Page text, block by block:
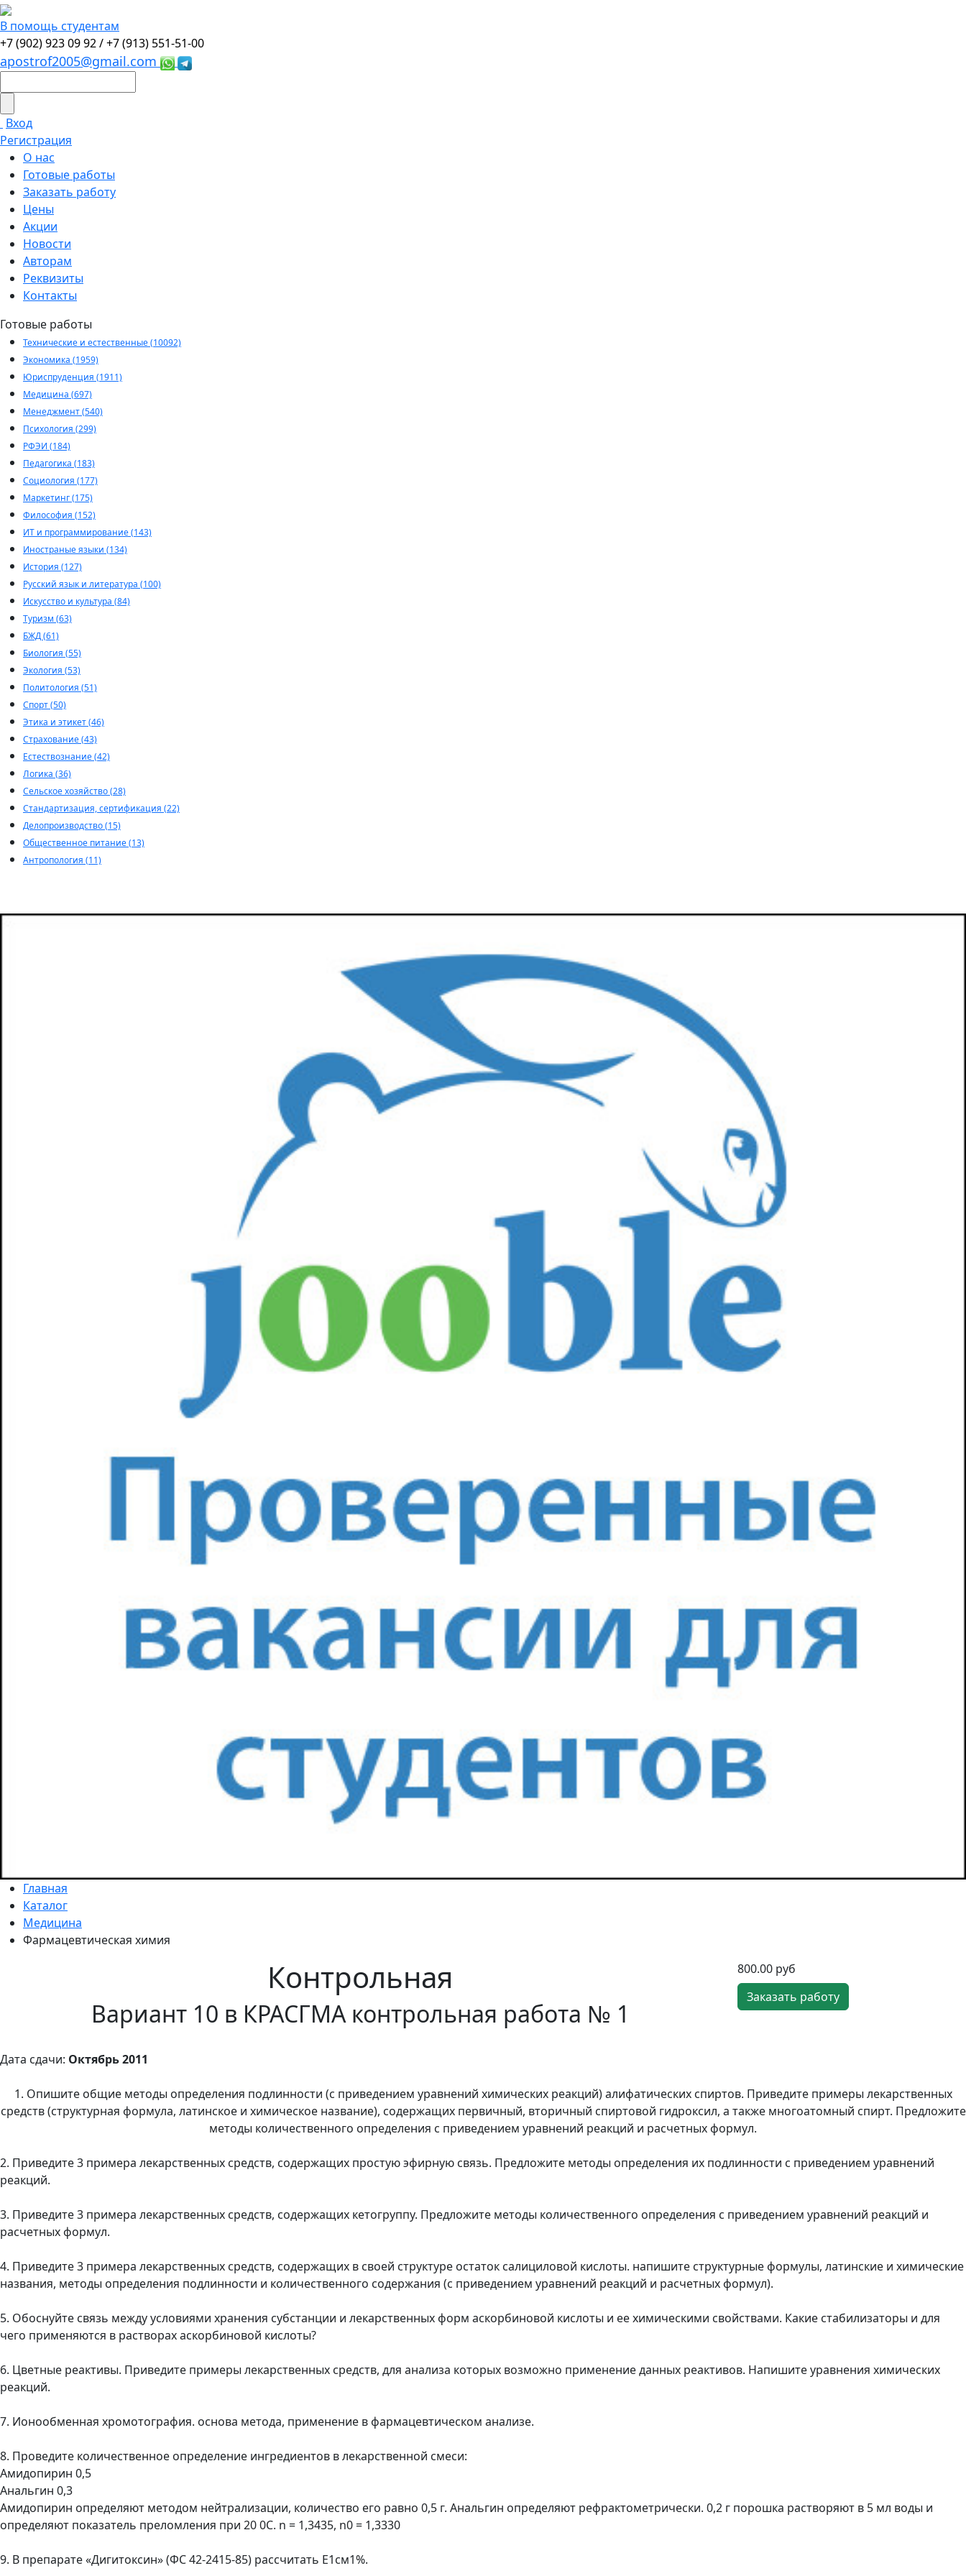
В помощь студентам
+7 (902) 923 09 92 /+7 (913) 551-51-00
apostrof2005@gmail.com
Вход
Регистрация
О нас
Готовые работы
Заказать работу
Цены
Акции
Новости
Авторам
Реквизиты
Контакты
Готовые работы
Технические и естественные (10092)
Экономика (1959)
Юриспруденция (1911)
Медицина (697)
Менеджмент (540)
Психология (299)
РФЭИ (184)
Педагогика (183)
Социология (177)
Маркетинг (175)
Философия (152)
ИТ и программирование (143)
Иностраные языки (134)
История (127)
Русский язык и литература (100)
Искусство и культура (84)
Туризм (63)
БЖД (61)
Биология (55)
Экология (53)
Политология (51)
Спорт (50)
Этика и этикет (46)
Страхование (43)
Естествознание (42)
Логика (36)
Сельское хозяйство (28)
Стандартизация, сертификация (22)
Делопроизводство (15)
Общественное питание (13)
Антропология (11)
Главная
Каталог
Медицина
Фармацевтическая химия
Контрольная
Вариант 10 в КРАСГМА контрольная работа № 1
800.00 руб
Заказать работу
Дата сдачи: Октябрь 2011
1. Опишите общие методы определения подлинности (с приведением уравнений химических реакций) алифатических спиртов. Приведите примеры лекарственных
средств (структурная формула, латинское и химическое название), содержащих первичный, вторичный спиртовой гидроксил, а также многоатомный спирт. Предложите
методы количественного определения с приведением уравнений реакций и расчетных формул.
2. Приведите 3 примера лекарственных средств, содержащих простую эфирную связь. Предложите методы определения их подлинности с приведением уравнений
реакций.
3. Приведите 3 примера лекарственных средств, содержащих кетогруппу. Предложите методы количественного определения с приведением уравнений реакций и
расчетных формул.
4. Приведите 3 примера лекарственных средств, содержащих в своей структуре остаток салициловой кислоты. напишите структурные формулы, латинские и химические
названия, методы определения подлинности и количественного содержания (с приведением уравнений реакций и расчетных формул).
5. Обоснуйте связь между условиями хранения субстанции и лекарственных форм аскорбиновой кислоты и ее химическими свойствами. Какие стабилизаторы и для
чего применяются в растворах аскорбиновой кислоты?
6. Цветные реактивы. Приведите примеры лекарственных средств, для анализа которых возможно применение данных реактивов. Напишите уравнения химических
реакций.
7. Ионообменная хромотография. основа метода, применение в фармацевтическом анализе.
8. Проведите количественное определение ингредиентов в лекарственной смеси:
Амидопирин 0,5
Анальгин 0,3
Амидопирин определяют методом нейтрализации, количество его равно 0,5 г. Анальгин определяют рефрактометрически. 0,2 г порошка растворяют в 5 мл воды и
определяют показатель преломления при 20 0С. n = 1,3435, n0 = 1,3330
9. В препарате «Дигитоксин» (ФС 42-2415-85) рассчитать Е1см1%.